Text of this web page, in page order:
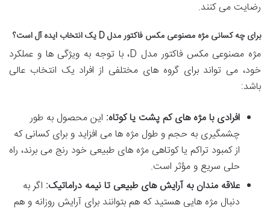
رضایت می کنند.
برای چه کسانی مژه مصنوعی مکس فاکتور مدل D یک انتخاب ایده آل است؟
مژه مصنوعی مکس فاکتور مدل D، با توجه به ویژگی ها و عملکرد
خود، می تواند برای گروه های مختلفی از افراد یک انتخاب عالی
باشد:
افرادی با مژه های کم پشت یا کوتاه: این محصول به طور
چشمگیری به حجم و طول مژه ها می افزاید و برای کسانی که
از کمبود تراکم یا کوتاهی مژه های طبیعی خود رنج می برند، راه
حلی سریع و مؤثر است.
علاقه مندان به آرایش های طبیعی تا نیمه دراماتیک: اگر به
دنبال مژه هایی هستید که هم بتوانند برای آرایش روزانه و هم